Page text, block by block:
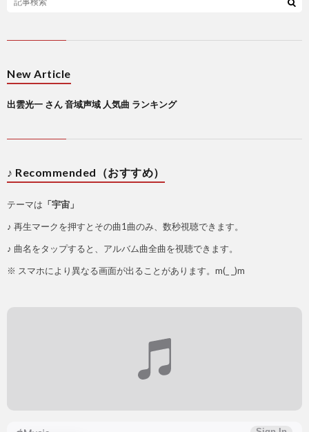
New Article
出雲光一 さん 音域声域 人気曲 ランキング
♪ Recommended（おすすめ）
テーマは 「宇宙」
♪ 再生マークを押すとその曲1曲のみ、数秒視聴できます。
♪ 曲名をタップすると、アルバム曲全曲を視聴できます。
※ スマホにより異なる画面が出ることがあります。m(_ _)m